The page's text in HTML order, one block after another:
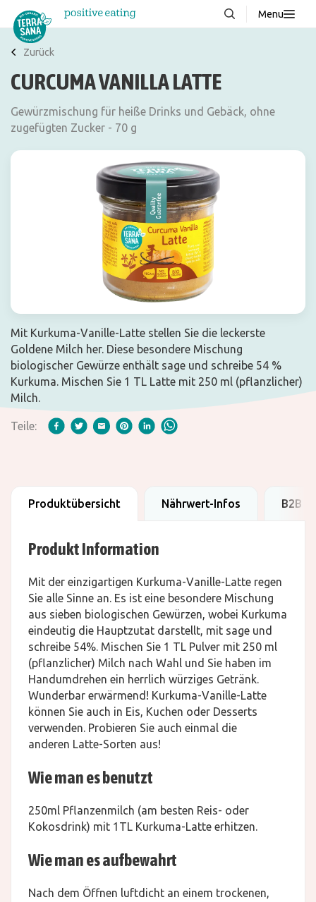
Menu
Über uns
Wissenswertes
FAQ
Zurück
CURCUMA VANILLA LATTE
Gewürzmischung für heiße Drinks und Gebäck, ohne
zugefügten Zucker - 70 g
Mit Kurkuma-Vanille-Latte stellen Sie die leckerste
Goldene Milch her. Diese besondere Mischung
biologischer Gewürze enthält sage und schreibe 54 %
Kurkuma. Mischen Sie 1 TL Latte mit 250 ml (pflanzlicher)
Milch.
Teile:
Produktübersicht Nährwert-Infos B2B
Produkt Information
Mit der einzigartigen Kurkuma-Vanille-Latte regen
Sie alle Sinne an. Es ist eine besondere Mischung
aus sieben biologischen Gewürzen, wobei Kurkuma
eindeutig die Hauptzutat darstellt, mit sage und
schreibe 54%. Mischen Sie 1 TL Pulver mit 250 ml
(pflanzlicher) Milch nach Wahl und Sie haben im
Handumdrehen ein herrlich würziges Getränk.
Wunderbar erwärmend! Kurkuma-Vanille-Latte
können Sie auch in Eis, Kuchen oder Desserts
verwenden. Probieren Sie auch einmal die
anderen Latte-Sorten aus!
Wie man es benutzt
250ml Pflanzenmilch (am besten Reis- oder
Kokosdrink) mit 1TL Kurkuma-Latte erhitzen.
Wie man es aufbewahrt
Nach dem Öffnen luftdicht an einem trockenen,